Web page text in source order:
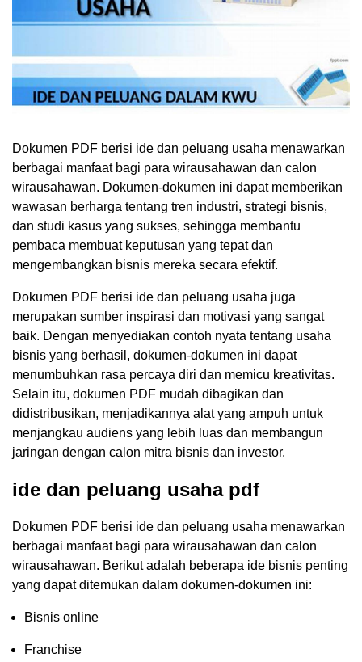
Dokumen PDF berisi ide dan peluang usaha menawarkan
berbagai manfaat bagi para wirausahawan dan calon
wirausahawan. Dokumen-dokumen ini dapat memberikan
wawasan berharga tentang tren industri, strategi bisnis,
dan studi kasus yang sukses, sehingga membantu
pembaca membuat keputusan yang tepat dan
mengembangkan bisnis mereka secara efektif.
Dokumen PDF berisi ide dan peluang usaha juga
merupakan sumber inspirasi dan motivasi yang sangat
baik. Dengan menyediakan contoh nyata tentang usaha
bisnis yang berhasil, dokumen-dokumen ini dapat
menumbuhkan rasa percaya diri dan memicu kreativitas.
Selain itu, dokumen PDF mudah dibagikan dan
didistribusikan, menjadikannya alat yang ampuh untuk
menjangkau audiens yang lebih luas dan membangun
jaringan dengan calon mitra bisnis dan investor.
ide dan peluang usaha pdf
Dokumen PDF berisi ide dan peluang usaha menawarkan
berbagai manfaat bagi para wirausahawan dan calon
wirausahawan. Berikut adalah beberapa ide bisnis penting
yang dapat ditemukan dalam dokumen-dokumen ini:
Bisnis online
Franchise